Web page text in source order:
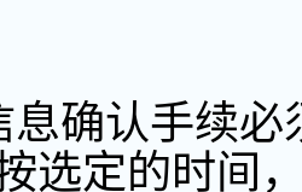
息确认手续
选定的时间